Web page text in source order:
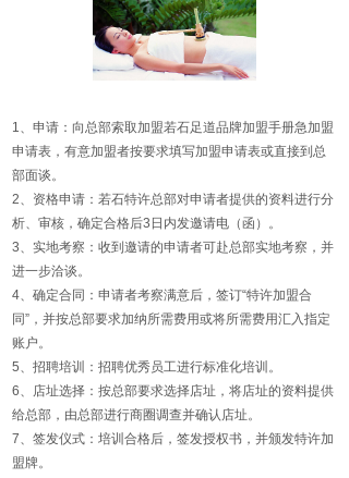
1、申请：向总部索取加盟若石足道品牌加盟手册急加盟
申请表，有意加盟者按要求填写加盟申请表或直接到总
部面谈。
2、资格申请：若石特许总部对申请者提供的资料进行分
析、审核，确定合格后3日内发邀请电（函）。
3、实地考察：收到邀请的申请者可赴总部实地考察，并
进一步洽谈。
4、确定合同：申请者考察满意后，签订“特许加盟合
同”，并按总部要求加纳所需费用或将所需费用汇入指定
账户。
5、招聘培训：招聘优秀员工进行标准化培训。
6、店址选择：按总部要求选择店址，将店址的资料提供
给总部，由总部进行商圈调查并确认店址。
7、签发仪式：培训合格后，签发授权书，并颁发特许加
盟牌。